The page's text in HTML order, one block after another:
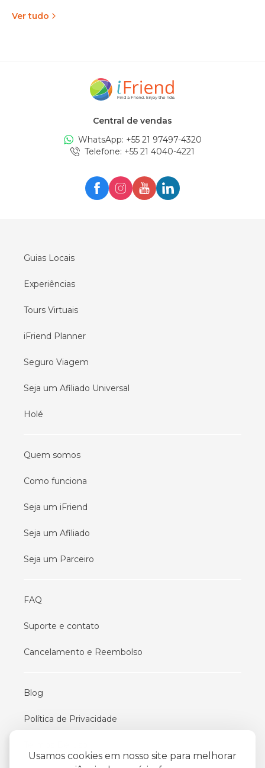
Usamos cookies em nosso site para melhorar
Ver tudo
Central de vendas
WhatsApp: +55 21 97497-4320
Telefone: +55 21 4040-4221
Guias Locais
Experiências
Tours Virtuais
iFriend Planner
Seguro Viagem
Seja um Afiliado Universal
Holé
Quem somos
Como funciona
Seja um iFriend
Seja um Afiliado
Seja um Parceiro
FAQ
Suporte e contato
Cancelamento e Reembolso
Blog
Política de Privacidade